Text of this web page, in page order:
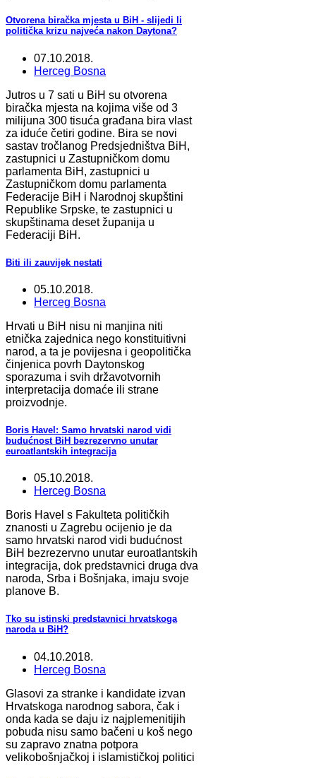
Otvorena biračka mjesta u BiH - slijedi li
politička krizu najveća nakon Daytona?
07.10.2018.
Herceg Bosna
Jutros u 7 sati u BiH su otvorena
biračka mjesta na kojima više od 3
milijuna 300 tisuća građana bira vlast
za iduće četiri godine. Bira se novi
sastav tročlanog Predsjedništva BiH,
zastupnici u Zastupničkom domu
parlamenta BiH, zastupnici u
Zastupničkom domu parlamenta
Federacije BiH i Narodnoj skupštini
Republike Srpske, te zastupnici u
skupštinama deset županija u
Federaciji BiH.
Biti ili zauvijek nestati
05.10.2018.
Herceg Bosna
Hrvati u BiH nisu ni manjina niti
etnička zajednica nego konstituitivni
narod, a ta je povijesna i geopolitička
činjenica povrh Daytonskog
sporazuma i svih državotvornih
interpretacija domaće ili strane
proizvodnje.
Boris Havel: Samo hrvatski narod vidi
budućnost BiH bezrezervno unutar
euroatlantskih integracija
05.10.2018.
Herceg Bosna
Boris Havel s Fakulteta političkih
znanosti u Zagrebu ocijenio je da
samo hrvatski narod vidi budućnost
BiH bezrezervno unutar euroatlantskih
integracija, dok predstavnici druga dva
naroda, Srba i Bošnjaka, imaju svoje
planove B.
Tko su istinski predstavnici hrvatskoga
naroda u BiH?
04.10.2018.
Herceg Bosna
Glasovi za stranke i kandidate izvan
Hrvatskoga narodnog sabora, čak i
onda kada se daju iz najplemenitijih
pobuda nisu samo bačeni u koš nego
su zapravo znatna potpora
velikobošnjačkoj i islamističkoj politici